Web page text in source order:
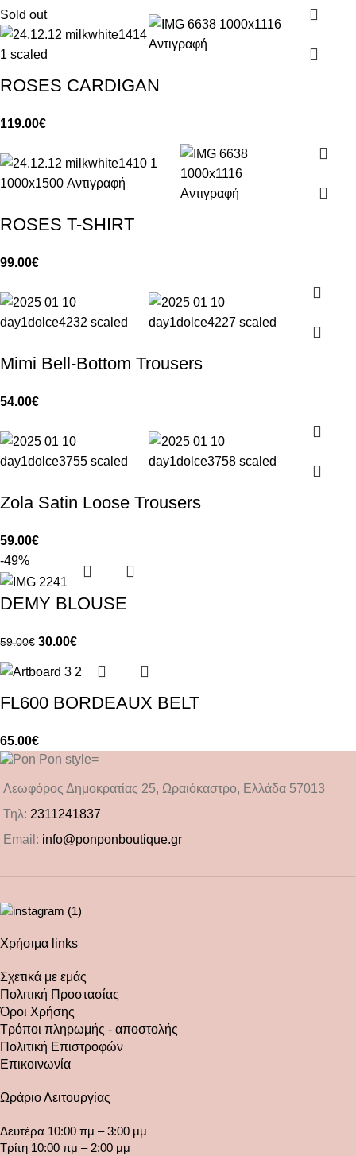
Sold out
ROSES CARDIGAN
119.00€
ROSES T-SHIRT
99.00€
Mimi Bell-Bottom Trousers
54.00€
Zola Satin Loose Trousers
59.00€
-49%
DEMY BLOUSE
59.00€ 30.00€
FL600 BORDEAUX BELT
65.00€
Λεωφόρος Δημοκρατίας 25, Ωραιόκαστρο, Ελλάδα 57013
Τηλ: 2311241837
Email: info@ponponboutique.gr
Χρήσιμα links
Σχετικά με εμάς
Πολιτική Προστασίας
Όροι Χρήσης
Τρόποι πληρωμής - αποστολής
Πολιτική Επιστροφών
Επικοινωνία
Ωράριο Λειτουργίας
Δευτέρα 10:00 πμ – 3:00 μμ
Τρίτη 10:00 πμ – 2:00 μμ